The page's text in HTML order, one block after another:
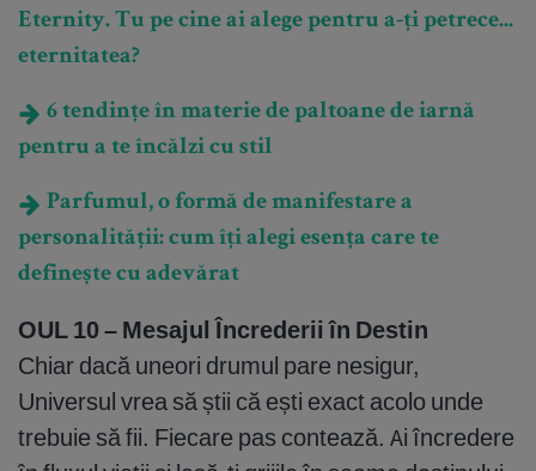
Eternity. Tu pe cine ai alege pentru a-ți petrece...
eternitatea?
6 tendințe în materie de paltoane de iarnă
pentru a te încălzi cu stil
Parfumul, o formă de manifestare a
personalității: cum îți alegi esența care te
definește cu adevărat
OUL 10 – Mesajul Încrederii în Destin
Chiar dacă uneori drumul pare nesigur,
Universul vrea să știi că ești exact acolo unde
trebuie să fii. Fiecare pas contează. Ai încredere